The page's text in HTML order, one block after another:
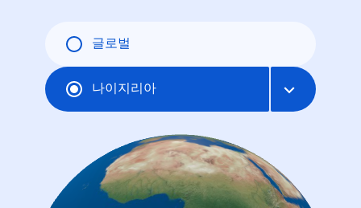
글로벌
나이지리아